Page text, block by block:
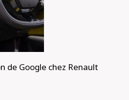
de Google chez Renault